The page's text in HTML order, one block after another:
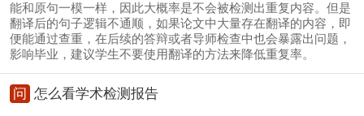
能和原句一模一样，因此大概率是不会被检测出重复内容。但是
翻译后的句子逻辑不通顺，如果论文中大量存在翻译的内容，即
便能通过查重，在后续的答辩或者导师检查中也会暴露出问题，
影响毕业，建议学生不要使用翻译的方法来降低重复率。
问 怎么看学术检测报告